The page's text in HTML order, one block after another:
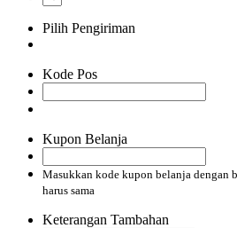
Pilih Pengiriman
Kode Pos
Kupon Belanja
Masukkan kode kupon belanja dengan
harus sama
Keterangan Tambahan